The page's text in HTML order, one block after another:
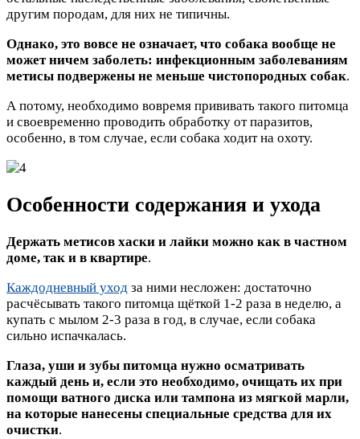
другим породам, для них не типичны.
Однако, это вовсе не означает, что собака вообще не
может ничем заболеть: инфекционным заболеваниям
метисы подвержены не меньше чистопородных собак.
А потому, необходимо вовремя прививать такого питомца
и своевременно проводить обработку от паразитов,
особенно, в том случае, если собака ходит на охоту.
Особенности содержания и ухода
Держать метисов хаски и лайки можно как в частном
доме, так и в квартире.
Каждодневный уход за ними несложен: достаточно
расчёсывать такого питомца щёткой 1-2 раза в неделю, а
купать с мылом 2-3 раза в год, в случае, если собака
сильно испачкалась.
Глаза, уши и зубы питомца нужно осматривать
каждый день и, если это необходимо, очищать их при
помощи ватного диска или тампона из мягкой марли,
на которые нанесены специальные средства для их
очистки.